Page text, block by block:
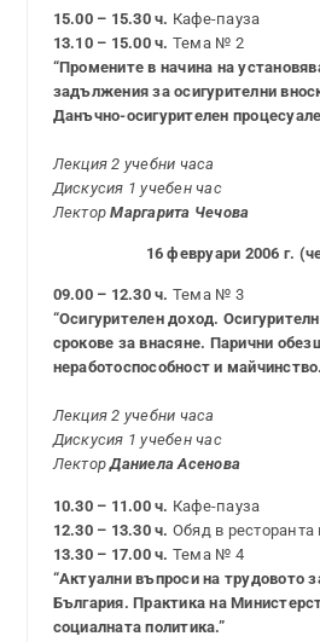
15.00 – 15.30 ч. Кафе-пауза
13.10 – 15.00 ч. Тема № 2
“Промените в начина на
задължения за осигурителни
Данъчно-осигурителен
Лекция 2 учебни часа
Дискусия 1 учебен час
ЛекторМаргарита Чечова
16 февруари 2006 г.
09.00 – 12.30 ч. Тема № 3
“Осигурителен доход.
срокове за внасяне. Парични
неработоспособност и
Лекция 2 учебни часа
Дискусия 1 учебен час
ЛекторДаниела Асенова
10.30 – 11.00 ч. Кафе-пауза
12.30 – 13.30 ч. Обяд в
13.30 – 17.00 ч. Тема № 4
“Актуални въпроси на трудовото
България. Практика на
социалната политика.”